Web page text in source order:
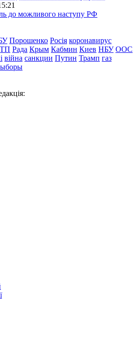
до можливого наступу РФ
Порошенко Росія коронавирус
Рада Крым Кабмин Киев НБУ ООС
війна санкции Путин Трамп газ